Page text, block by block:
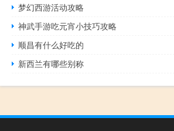
梦幻西游活动攻略
神武手游吃元宵小技巧攻略
顺昌有什么好吃的
新西兰有哪些别称